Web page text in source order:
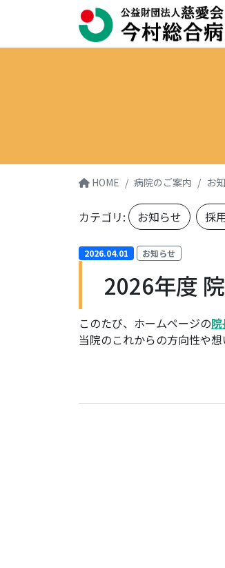
HOME 病院のご案内 お
カテゴリ: お知らせ 採
2026.04.01 お知らせ
2026年度
このたび、ホームページの
当院のこれからの方向性や